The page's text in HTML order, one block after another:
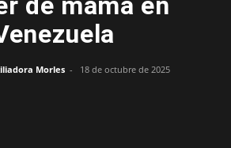
Morles - 18 de octubre de 2025